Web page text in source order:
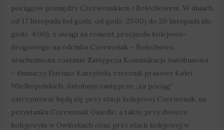
pociągów pomiędzy Czerwonakiem i Bolechowem. W dniach
od 17 listopada (od godz. od godz. 23:00) do 20 listopada (do
godz. 4:00), z uwagi na remont przejazdu kolejowo-
drogowego na odcinku Czerwonak – Bolechowo,
uruchomiona zostanie Zastępcza Komunikacja Autobusowa
– tłumaczy Dariusz Kaszyński, rzecznik prasowy Kolei
Wielkopolskich. Autobusy zastępcze „za pociąg”
zatrzymywać będą się przy stacji kolejowej Czerwonak, na
przystanku Czerwonak Osiedle, a także przy dworcu
kolejowym w Owińskach oraz przy stacji kolejowej w